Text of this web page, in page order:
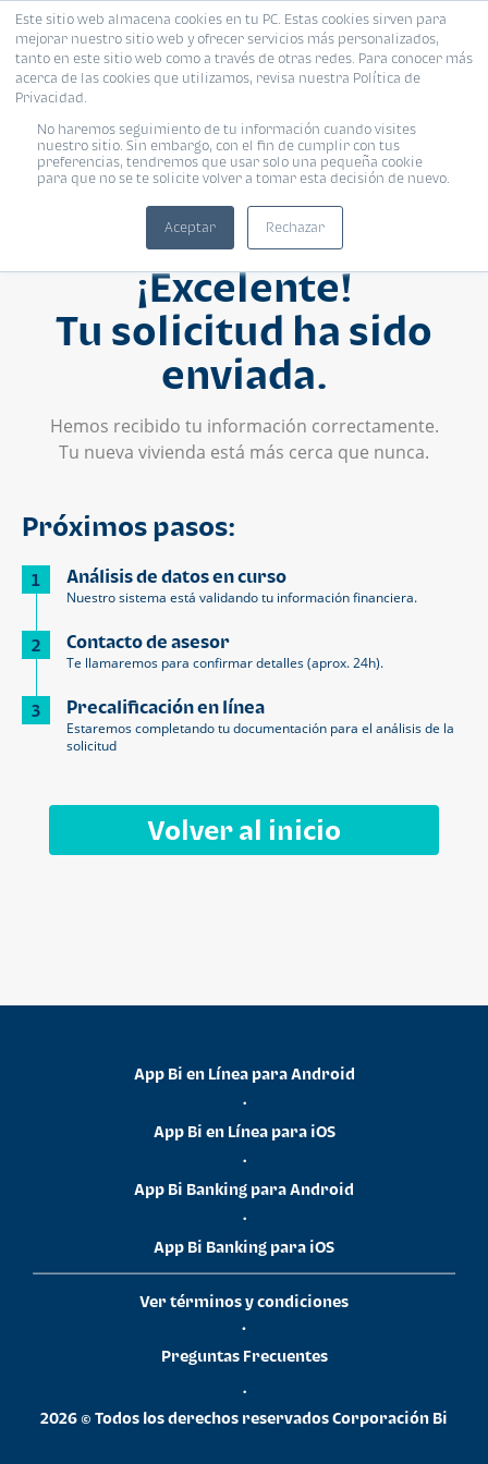
Este sitio web almacena cookies en tu PC. Estas cookies sirven para
mejorar nuestro sitio web y ofrecer servicios más personalizados,
tanto en este sitio web como a través de otras redes. Para conocer más
acerca de las cookies que utilizamos, revisa nuestra Política de
Privacidad.
No haremos seguimiento de tu información cuando visites
nuestro sitio. Sin embargo, con el fin de cumplir con tus
preferencias, tendremos que usar solo una pequeña cookie
para que no se te solicite volver a tomar esta decisión de nuevo.
Aceptar Rechazar
¡Excelente!
Tu solicitud ha sido
enviada.
Hemos recibido tu información correctamente.
Tu nueva vivienda está más cerca que nunca.
Próximos pasos:
1 Análisis de datos en curso
Nuestro sistema está validando tu información financiera.
2 Contacto de asesor
Te llamaremos para confirmar detalles (aprox. 24h).
3 Precalificación en línea
Estaremos completando tu documentación para el análisis de la
solicitud
Volver al inicio
App Bi en Línea para Android
•
App Bi en Línea para iOS
•
App Bi Banking para Android
•
App Bi Banking para iOS
Ver términos y condiciones
•
Preguntas Frecuentes
•
2026 © Todos los derechos reservados Corporación Bi